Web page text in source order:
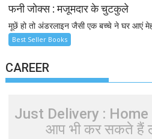
फनी जोक्स : मजूमदार के चुटकुले
मूछें हो तो अंडरलाइन जैसी एक बच्चे ने घर आएं
Best Seller Books
CAREER
Just Delivery :
आप भी कर सकते हैं